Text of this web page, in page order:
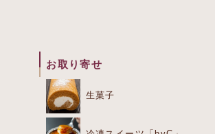
お取り寄せ
生菓子